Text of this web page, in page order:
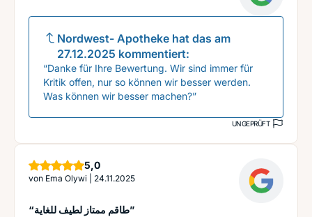
Nordwest- Apotheke hat das am
27.12.2025 kommentiert:
“Danke für Ihre Bewertung. Wir sind immer für
Kritik offen, nur so können wir besser werden.
Was können wir besser machen?”
UNGEPRÜFT
5,0Sterne
von Ema Olywi 24.11.2025
“طاقم ممتاز لطيف للغاية”